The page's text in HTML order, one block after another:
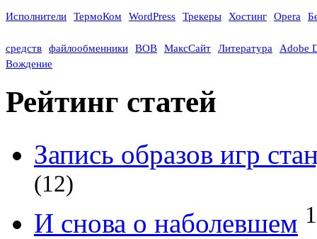
Исполнители ТермоКом WordPress Трекеры Хостинг Opera
средств файлообменники ВОВ МаксСайт Литература
Adobe
Вождение
Рейтинг статей
Запись образов игр
(12)
И снова о наболевшем